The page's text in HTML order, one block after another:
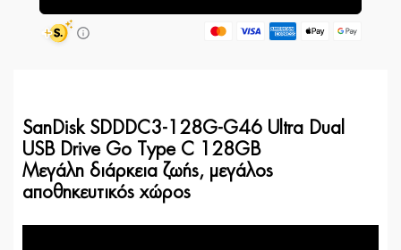
SanDisk SDDDC3-128G-G46 Ultra Dual
USB Drive Go Type C 128GB
Μεγάλη διάρκεια ζωής, μεγάλος
αποθηκευτικός χώρος